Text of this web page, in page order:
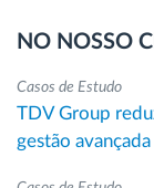
NO NOSSO
Casos de Estudo
TDV Group
gestão